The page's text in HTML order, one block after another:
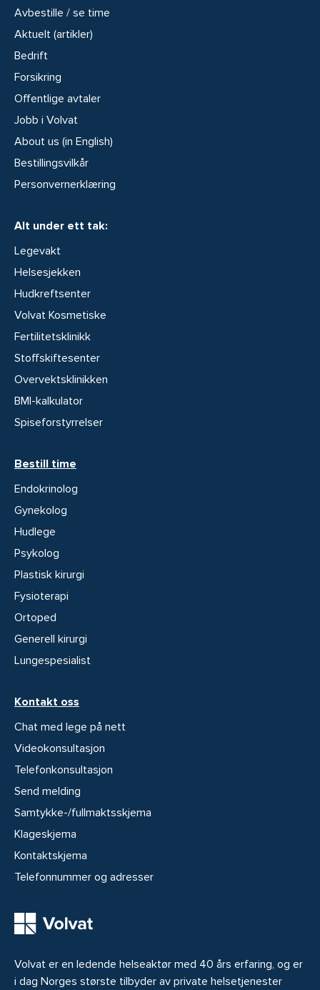
Volvat er en ledende helseaktør med 40 års erfaring, og er
i dag Norges største tilbyder av private helsetjenester
Avbestille / se time
Aktuelt (artikler)
Bedrift
Forsikring
Offentlige avtaler
Jobb i Volvat
About us (in English)
Bestillingsvilkår
Personvernerklæring
Alt under ett tak:
Legevakt
Helsesjekken
Hudkreftsenter
Volvat Kosmetiske
Fertilitetsklinikk
Stoffskiftesenter
Overvektsklinikken
BMI-kalkulator
Spiseforstyrrelser
Bestill time
Endokrinolog
Gynekolog
Hudlege
Psykolog
Plastisk kirurgi
Fysioterapi
Ortoped
Generell kirurgi
Lungespesialist
Kontakt oss
Chat med lege på nett
Videokonsultasjon
Telefonkonsultasjon
Send melding
Samtykke-/fullmaktsskjema
Klageskjema
Kontaktskjema
Telefonnummer og adresser